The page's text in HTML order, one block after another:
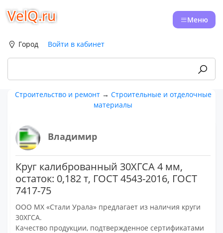
VelQ.ru Меню
Город Войти в кабинет
Строительство и ремонт→ Строительные и отделочные
материалы
Владимир
Круг калиброванный 30ХГСА 4 мм,
остаток: 0,182 т, ГОСТ 4543-2016, ГОСТ
7417-75
ООО МХ «Стали Урала» предлагает из наличия круги
30ХГСА.
Качество продукции, подтвержденное сертификатами